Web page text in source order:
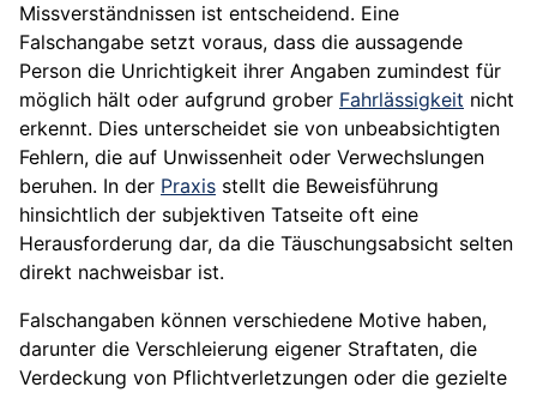
Missverständnissen ist entscheidend. Eine
Falschangabe setzt voraus, dass die aussagende
Person die Unrichtigkeit ihrer Angaben zumindest für
möglich hält oder aufgrund grober Fahrlässigkeit nicht
erkennt. Dies unterscheidet sie von unbeabsichtigten
Fehlern, die auf Unwissenheit oder Verwechslungen
beruhen. In der Praxis stellt die Beweisführung
hinsichtlich der subjektiven Tatseite oft eine
Herausforderung dar, da die Täuschungsabsicht selten
direkt nachweisbar ist.
Falschangaben können verschiedene Motive haben,
darunter die Verschleierung eigener Straftaten, die
Verdeckung von Pflichtverletzungen oder die gezielte